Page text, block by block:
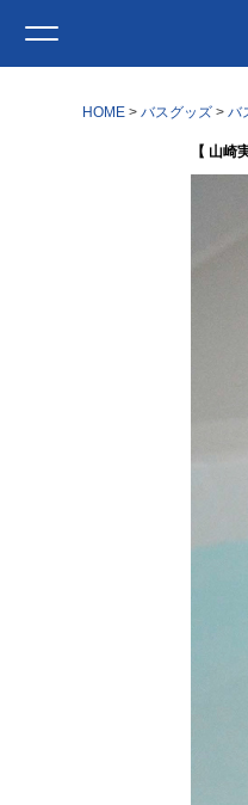
HOME バスグッズ バ
【 山崎